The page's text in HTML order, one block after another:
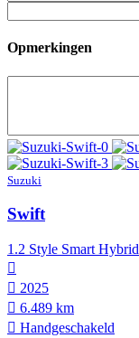
Opmerkingen
Suzuki
Swift
1.2 Style Smart Hybrid
2025
6.489 km
Hand­geschakeld